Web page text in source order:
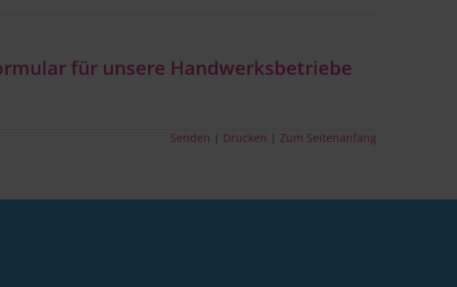
für unsere Handwerksbetriebe
Senden Drucken Zum Seitenanfang